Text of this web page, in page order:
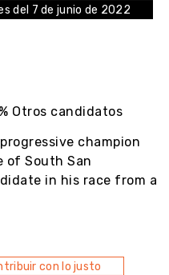
del 7 de junio de 2022
Otros candidatos
champion
of South San
in his race from a
con lo justo